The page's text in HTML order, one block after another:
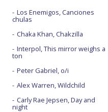
Los Enemigos, Canciones
chulas
Chaka Khan, Chakzilla
Interpol, This mirror weighs a
ton
Peter Gabriel, o/i
Alex Warren, Wildchild
Carly Rae Jepsen, Day and
night